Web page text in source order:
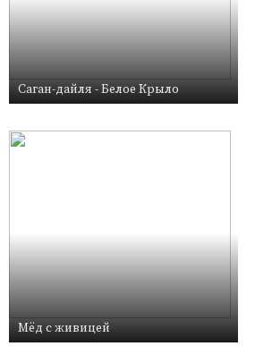
Саган-дайля - Белое Крыло
Мёд с живицей